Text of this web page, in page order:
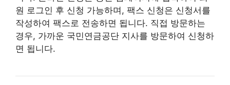
원 로그인 후 신청 가능하며, 팩스 신청은 신청서를
작성하여 팩스로 전송하면 됩니다. 직접 방문하는
경우, 가까운 국민연금공단 지사를 방문하여 신청하
면 됩니다.